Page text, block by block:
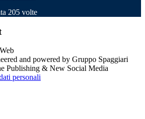
205 volte
and powered by Gruppo Spaggiari
Publishing & New Social Media
personali